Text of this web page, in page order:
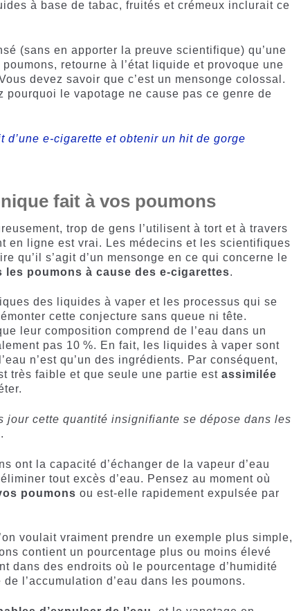
à base de tabac, fruités et crémeux inclurait ce
(sans en apporter la preuve scientifique) qu’une
retourne à l’état liquide et provoque une
devez savoir que c’est un mensonge colossal.
le vapotage ne cause pas ce genre de
d’une e-cigarette et obtenir un hit de gorge
fait à vos poumons
trop de gens l’utilisent à tort et à travers
en ligne est vrai. Les médecins et les scientifiques
qu’il s’agit d’un mensonge en ce qui concerne le
les poumons à cause des e-cigarettes.
des liquides à vaper et les processus qui se
cette conjecture sans queue ni tête.
leur composition comprend de l’eau dans un
pas 10 %. En fait, les liquides à vaper sont
n’est qu’un des ingrédients. Par conséquent,
très faible et que seule une partie estassimilée
jour cette quantité insignifiante se dépose dans les
ont la capacité d’échanger de la vapeur d’eau
tout excès d’eau. Pensez au moment où
poumons ou est-elle rapidement expulsée par
voulait vraiment prendre un exemple plus simple,
contient un pourcentage plus ou moins élevé
dans des endroits où le pourcentage d’humidité
l’accumulation d’eau dans les poumons.